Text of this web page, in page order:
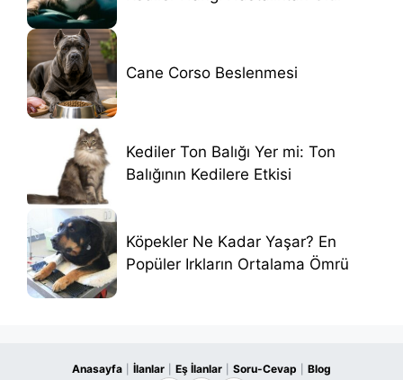
Cane Corso Beslenmesi
Kediler Ton Balığı Yer mi: Ton
Balığının Kedilere Etkisi
Köpekler Ne Kadar Yaşar? En
Popüler Irkların Ortalama Ömrü
Anasayfa İlanlar Eş İlanlar Soru-Cevap Blog